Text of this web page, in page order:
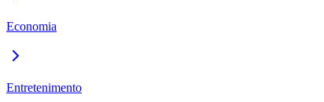
Economia
Entretenimento